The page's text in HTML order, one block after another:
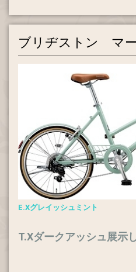
ブリヂストン マ
E.Xグレイッシュミント
T.Xダークアッシュ展示